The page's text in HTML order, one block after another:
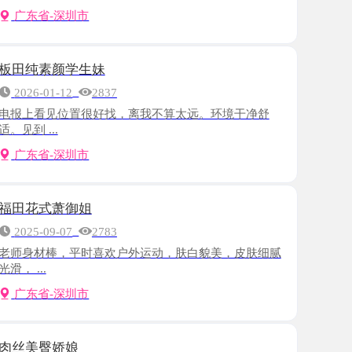
学生妹
圳市
07
2783
娘
2437
圳市